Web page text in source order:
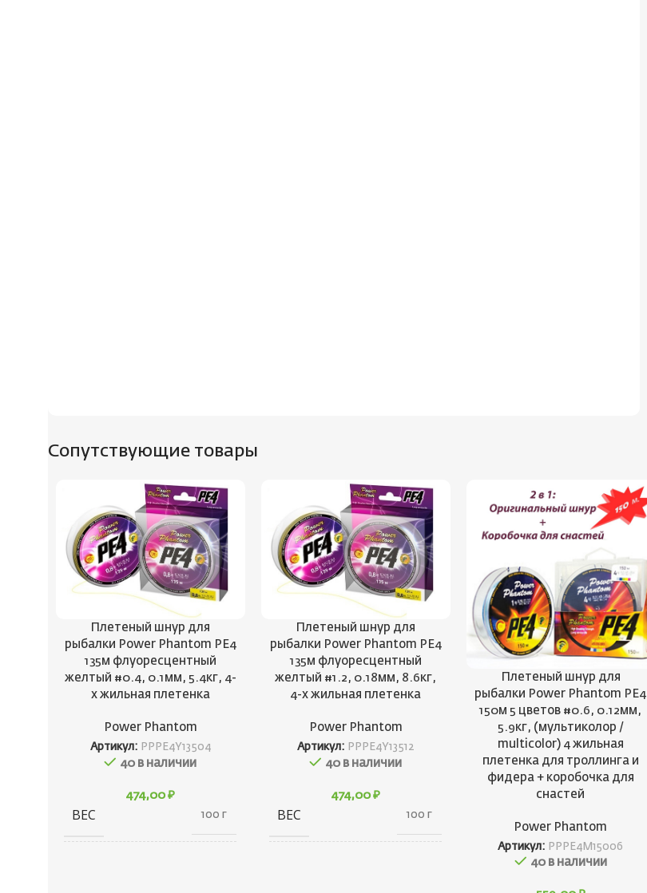
Сопутствующие товары
Плетеный шнур для
рыбалки Power Phantom PE4
135м флуоресцентный
желтый #0.4, 0.1мм, 5.4кг, 4-
х жильная плетенка
Power Phantom
Артикул: PPPE4Y13504
40 в наличии
474,00₽
ВЕС 100 г
Плетеный шнур для
рыбалки Power Phantom PE4
135м флуоресцентный
желтый #1.2, 0.18мм, 8.6кг,
4-х жильная плетенка
Power Phantom
Артикул: PPPE4Y13512
40 в наличии
474,00₽
ВЕС 100 г
Плетеный шнур для
рыбалки Power Phantom PE4
150м 5 цветов #0.6, 0.12мм,
5.9кг, (мультиколор /
multicolor) 4 жильная
плетенка для троллинга и
фидера + коробочка для
снастей
Power Phantom
Артикул: PPPE4M15006
40 в наличии